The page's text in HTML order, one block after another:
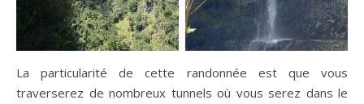
La particularité de cette randonnée est que vous
traverserez de nombreux tunnels où vous serez dans le